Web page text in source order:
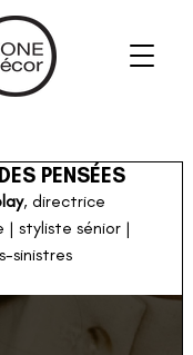
PENSÉES
, directrice
styliste sénior |
sinistres